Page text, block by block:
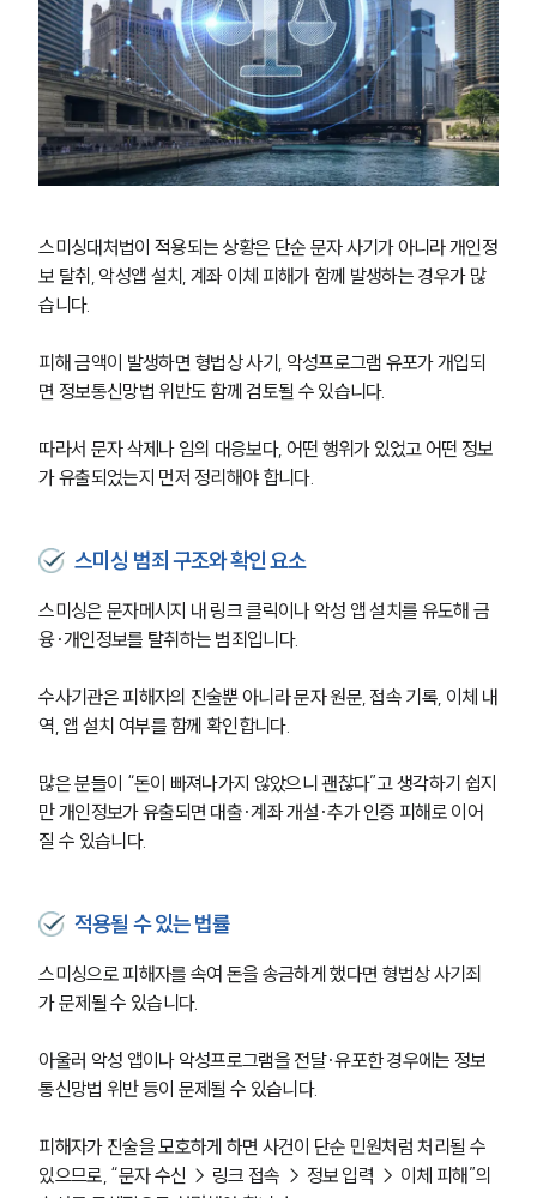
스미싱대처법이 적용되는 상황은 단순 문자 사기가 아니라 개인정
보 탈취, 악성앱 설치, 계좌 이체 피해가 함께 발생하는 경우가 많
습니다.
피해 금액이 발생하면 형법상 사기, 악성프로그램 유포가 개입되
면 정보통신망법 위반도 함께 검토될 수 있습니다.
따라서 문자 삭제나 임의 대응보다, 어떤 행위가 있었고 어떤 정보
가 유출되었는지 먼저 정리해야 합니다.
스미싱 범죄 구조와 확인 요소
스미싱은 문자메시지 내 링크 클릭이나 악성 앱 설치를 유도해 금
융·개인정보를 탈취하는 범죄입니다.
수사기관은 피해자의 진술뿐 아니라 문자 원문, 접속 기록, 이체 내
역, 앱 설치 여부를 함께 확인합니다.
많은 분들이 “돈이 빠져나가지 않았으니 괜찮다”고 생각하기 쉽지
만 개인정보가 유출되면 대출·계좌 개설·추가 인증 피해로 이어
질 수 있습니다.
적용될 수 있는 법률
스미싱으로 피해자를 속여 돈을 송금하게 했다면 형법상 사기죄
가 문제될 수 있습니다.
아울러 악성 앱이나 악성프로그램을 전달·유포한 경우에는 정보
통신망법 위반 등이 문제될 수 있습니다.
피해자가 진술을 모호하게 하면 사건이 단순 민원처럼 처리될 수
있으므로, “문자 수신 → 링크 접속 → 정보 입력 → 이체 피해”의